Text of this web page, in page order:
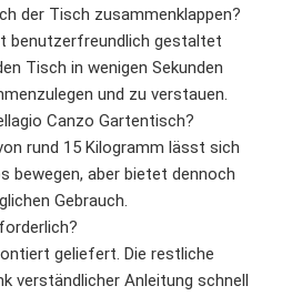
der Tisch zusammenklappen?
benutzerfreundlich gestaltet
Tisch in wenigen Sekunden
und zu verstauen.
Canzo Gartentisch?
rund 15 Kilogramm lässt sich
bewegen, aber bietet dennoch
Gebrauch.
geliefert. Die restliche
verständlicher Anleitung schnell